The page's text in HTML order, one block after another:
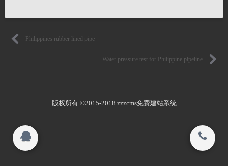
Product quality
靖江王子橡胶有限公司 All rights reserved.
Philippines rubber lined pipe
Water pressure test for Philippine pipeline
版权所有 ©2015-2018 zzzcms免费建站系统